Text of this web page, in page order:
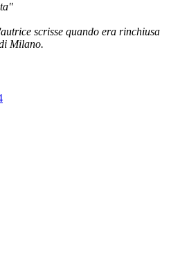
scrisse quando era rinchiusa
Milano.